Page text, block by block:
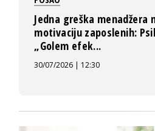
Jedna greška menadžera
motivaciju zaposlenih:
„Golem efek...
30/07/2026 | 12:30